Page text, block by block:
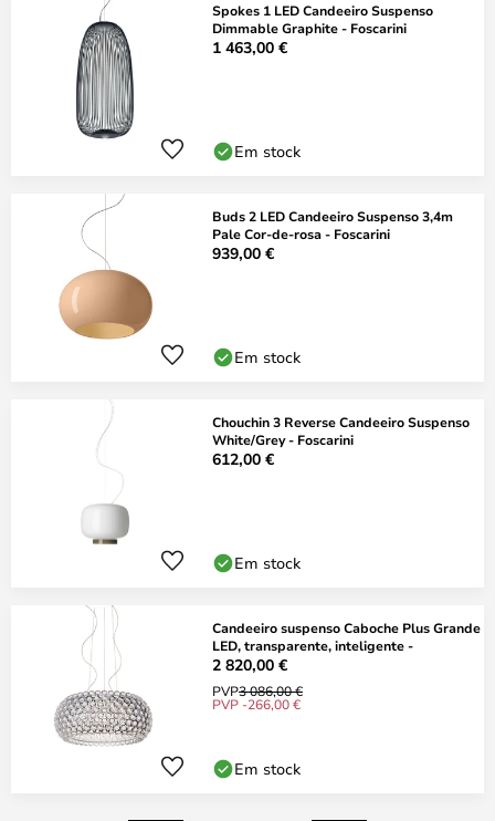
Spokes 1 LED Candeeiro Suspenso
Dimmable Graphite - Foscarini
1 463,00 €
Em stock
Buds 2 LED Candeeiro Suspenso 3,4m
Pale Cor-de-rosa - Foscarini
939,00 €
Em stock
Chouchin 3 Reverse Candeeiro Suspenso
White/Grey - Foscarini
612,00 €
Em stock
Candeeiro suspenso Caboche Plus Grande
LED, transparente, inteligente -
2 820,00 €
PVP3 086,00 €
PVP -266,00 €
Em stock